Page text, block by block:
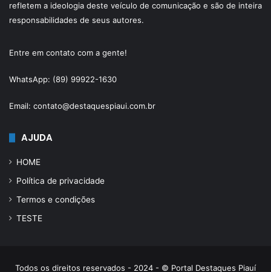
refletem a ideologia deste veículo de comunicação e são de inteira
responsabilidades de seus autores.
Entre em contato com a gente!
WhatsApp: (89) 99922-1630
Email: contato@destaquespiaui.com.br
AJUDA
HOME
Política de privacidade
Termos e condições
TESTE
Todos os direitos reservados - 2024 - © Portal Destaques Piauí